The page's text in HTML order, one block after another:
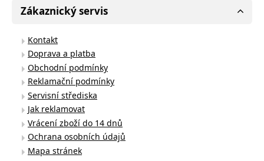
Zákaznický servis
Kontakt
Doprava a platba
Obchodní podmínky
Reklamační podmínky
Servisní střediska
Jak reklamovat
Vrácení zboží do 14 dnů
Ochrana osobních údajů
Mapa stránek